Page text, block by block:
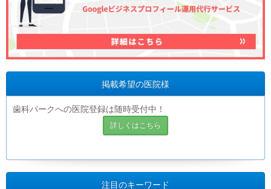
掲載希望の医院様
歯科パークへの医院登録は随時受付中！
詳しくはこちら
注目のキーワード